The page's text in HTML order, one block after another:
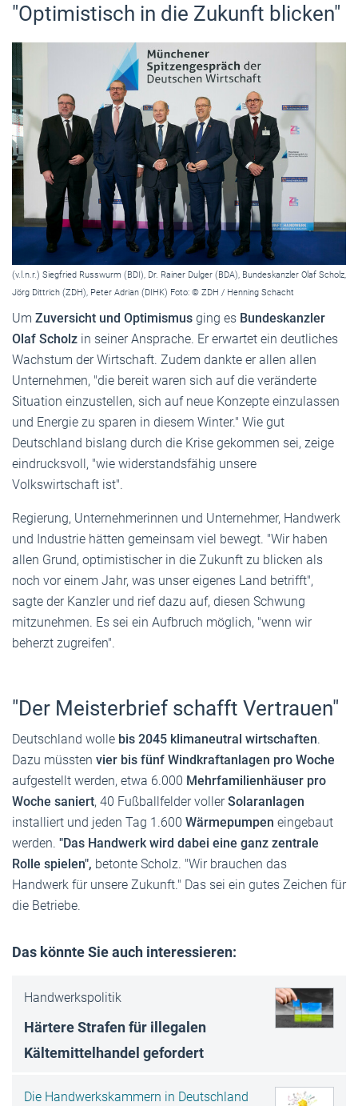
"Optimistisch in die Zukunft blicken"
(v.l.n.r.) Siegfried Russwurm (BDI), Dr. Rainer Dulger (BDA), Bundeskanzler Olaf Scholz,
Jörg Dittrich (ZDH), Peter Adrian (DIHK) Foto: © ZDH / Henning Schacht
Um Zuversicht und Optimismus ging es Bundeskanzler
Olaf Scholz in seiner Ansprache. Er erwartet ein deutliches
Wachstum der Wirtschaft. Zudem dankte er allen allen
Unternehmen, "die bereit waren sich auf die veränderte
Situation einzustellen, sich auf neue Konzepte einzulassen
und Energie zu sparen in diesem Winter." Wie gut
Deutschland bislang durch die Krise gekommen sei, zeige
eindrucksvoll, "wie widerstandsfähig unsere
Volkswirtschaft ist".
Regierung, Unternehmerinnen und Unternehmer, Handwerk
und Industrie hätten gemeinsam viel bewegt. "Wir haben
allen Grund, optimistischer in die Zukunft zu blicken als
noch vor einem Jahr, was unser eigenes Land betrifft",
sagte der Kanzler und rief dazu auf, diesen Schwung
mitzunehmen. Es sei ein Aufbruch möglich, "wenn wir
beherzt zugreifen".
"Der Meisterbrief schafft Vertrauen"
Deutschland wolle bis 2045 klimaneutral wirtschaften.
Dazu müssten vier bis fünf Windkraftanlagen pro Woche
aufgestellt werden, etwa 6.000 Mehrfamilienhäuser pro
Woche saniert, 40 Fußballfelder vollerSolaranlagen
installiert und jeden Tag 1.600 Wärmepumpen eingebaut
werden. "Das Handwerk wird dabei eine ganz zentrale
Rolle spielen", betonte Scholz. "Wir brauchen das
Handwerk für unsere Zukunft." Das sei ein gutes Zeichen für
die Betriebe.
Das könnte Sie auch interessieren:
Handwerkspolitik
Härtere Strafen für illegalen
Kältemittelhandel gefordert
Die Handwerkskammern in Deutschland